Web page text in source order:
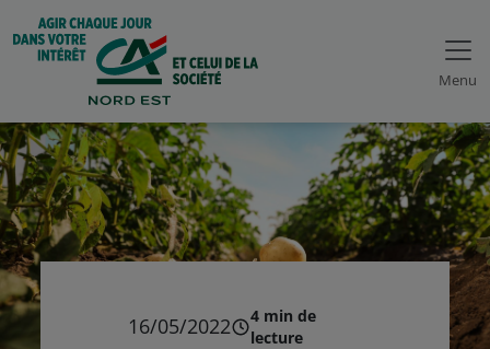
Menu
16/05/2022
4 min de
lecture